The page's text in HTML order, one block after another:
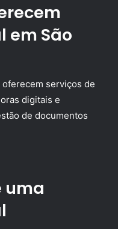
em São
oferecem serviços de
digitais e
de documentos
uma